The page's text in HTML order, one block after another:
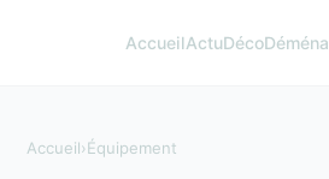
AccueilActuDéco
Accueil›Équipement